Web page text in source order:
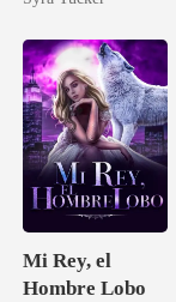
Mi Rey, el
Hombre Lobo